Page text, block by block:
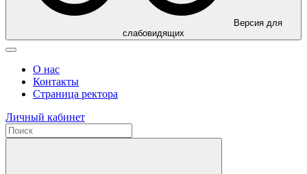
Версия для
слабовидящих
О нас
Контакты
Страница ректора
Личный кабинет